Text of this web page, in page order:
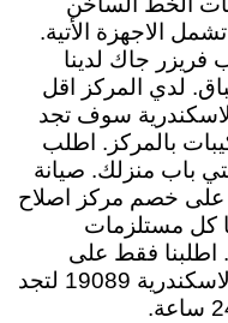
الاجهزة الأتية.
فريزر جاك لدينا
لدي المركز اقل
سوف تجد
بالمركز. اطلب
باب منزلك. صيانة
على خصم مركز اصلاح
كل مستلزمات
اطلبنا فقط على
الخط الساخن لتوكيل جاك في الاسكندرية 19089 لتجد